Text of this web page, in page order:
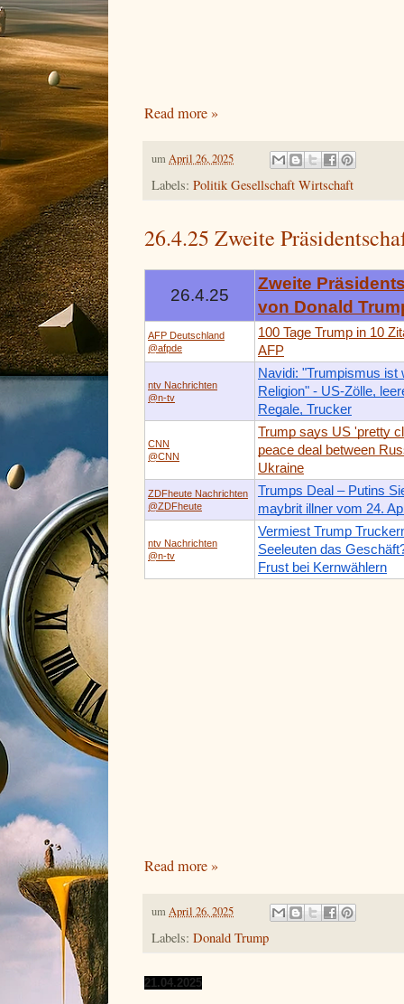
Read more »
umApril 26, 2025
Labels: Politik Gesellschaft Wirtschaft
26.4.25 Zweite
26.4.25
Zweite
von Donald
AFP Deutschland
@afpde
100 Tage Trump in 10
AFP
ntv Nachrichten
@n-tv
Navidi: "Trumpismus ist
Religion" - US-Zölle,
Regale, Trucker
CNN
@CNN
Trump says US 'pretty
peace deal between
Ukraine
ZDFheute Nachrichten
@ZDFheute
Trumps Deal – Putins
maybrit illner vom 24.
ntv Nachrichten
@n-tv
Vermiest Trump
Seeleuten das
Frust bei Kernwählern
Read more »
umApril 26, 2025
Labels: Donald Trump
21.04.2025